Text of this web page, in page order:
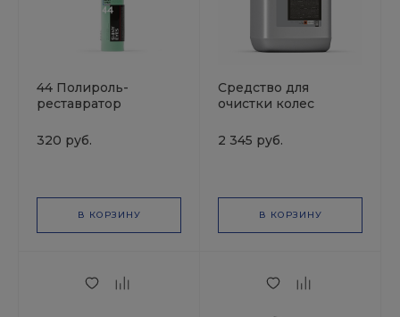
44 Полироль-
реставратор
SHINY EYES, 250 мл.
SMART OPEN
320 руб.
В КОРЗИНУ
Средство для
очистки колес
WILL 34 (5л)
2 345 руб.
В КОРЗИНУ